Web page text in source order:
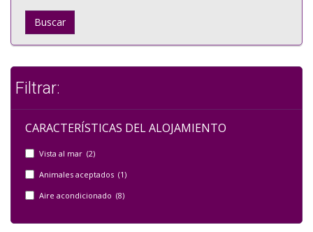
Buscar
Filtrar:
CARACTERÍSTICAS DEL ALOJAMIENTO
Vista al mar (2)
Animales aceptados (1)
Aire acondicionado (8)